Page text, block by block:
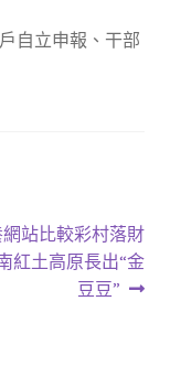
自立申報、干部
站比較彩村落財
紅土高原長出“金
豆豆”